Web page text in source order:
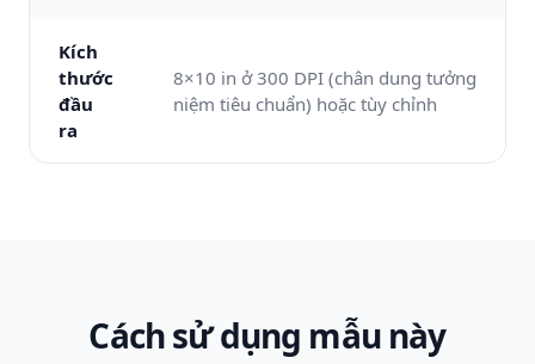
Kích
thước
đầu
ra
8×10 in ở 300 DPI (chân dung tưởng
niệm tiêu chuẩn) hoặc tùy chỉnh
Cách sử dụng mẫu này